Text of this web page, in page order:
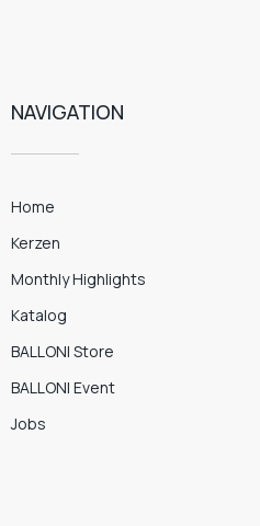
NAVIGATION
Home
Kerzen
Monthly Highlights
Katalog
BALLONI Store
BALLONI Event
Jobs